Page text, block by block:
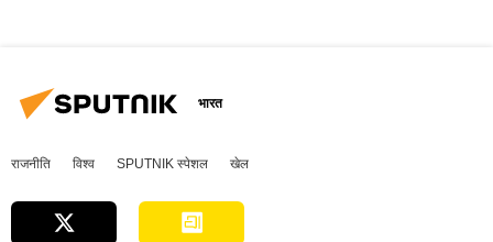
भारत
राजनीति विश्व SPUTNIK स्पेशल खेल